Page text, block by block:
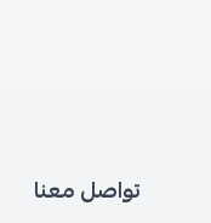
تواصل معنا